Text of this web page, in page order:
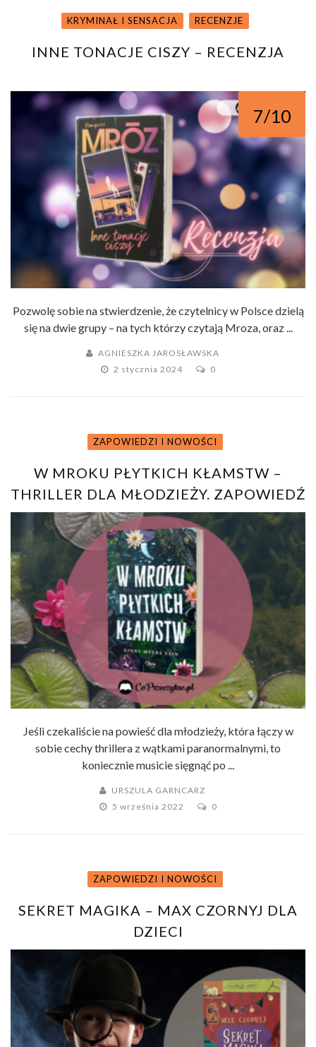
KRYMINAŁ I SENSACJA RECENZJE
INNE TONACJE CISZY – RECENZJA
7/10
Pozwolę sobie na stwierdzenie, że czytelnicy w Polsce dzielą
się na dwie grupy – na tych którzy czytają Mroza, oraz ...
AGNIESZKA JAROSŁAWSKA
2 stycznia 2024
0
ZAPOWIEDZI I NOWOŚCI
W MROKU PŁYTKICH KŁAMSTW –
THRILLER DLA MŁODZIEŻY. ZAPOWIEDŹ
WYDAWNICTWA YOUNG
Jeśli czekaliście na powieść dla młodzieży, która łączy w
sobie cechy thrillera z wątkami paranormalnymi, to
koniecznie musicie sięgnąć po ...
URSZULA GARNCARZ
5 września 2022
0
ZAPOWIEDZI I NOWOŚCI
SEKRET MAGIKA – MAX CZORNYJ DLA
DZIECI